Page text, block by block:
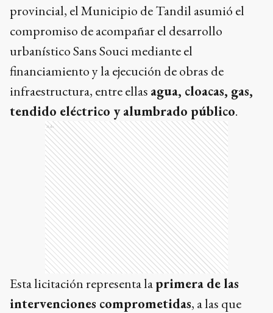
provincial, el Municipio de Tandil asumió el
compromiso de acompañar el desarrollo
urbanístico Sans Souci mediante el
financiamiento y la ejecución de obras de
infraestructura, entre ellas agua, cloacas, gas,
tendido eléctrico y alumbrado público.
Ads
Esta licitación representa laprimera de las
intervenciones comprometidas, a las que